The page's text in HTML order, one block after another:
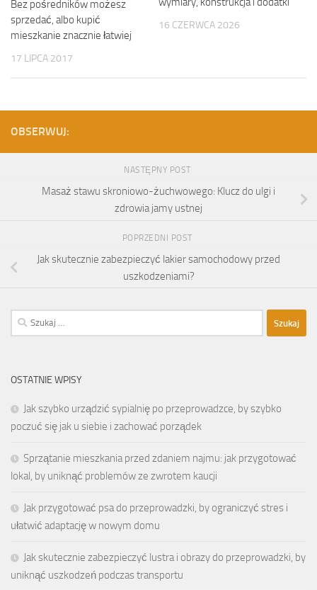
Bez pośredników możesz
sprzedać, albo kupić
mieszkanie znacznie łatwiej
17 LIPCA 2017
16 CZERWCA 2026
OBSERWUJ:
NASTĘPNY POST
Masaż stawu skroniowo-żuchwowego: Klucz do ulgi i
zdrowia jamy ustnej
POPRZEDNI POST
Jak skutecznie zabezpieczyć lakier samochodowy przed
uszkodzeniami?
Szukaj:
OSTATNIE WPISY
Jak szybko urządzić sypialnię po przeprowadzce, by szybko
poczuć się jak u siebie i zachować porządek
Sprzątanie mieszkania przed zdaniem najmu: jak przygotować
lokal, by uniknąć problemów ze zwrotem kaucji
Jak przygotować psa do przeprowadzki, by ograniczyć stres i
ułatwić adaptację w nowym domu
Jak skutecznie zabezpieczyć lustra i obrazy do przeprowadzki, by
uniknąć uszkodzeń podczas transportu